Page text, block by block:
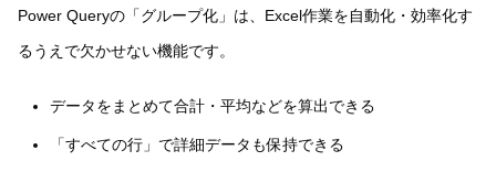
Power Queryの「グループ化」は、Excel作業を自動化・効率化す
るうえで欠かせない機能です。
データをまとめて合計・平均などを算出できる
「すべての行」で詳細データも保持できる